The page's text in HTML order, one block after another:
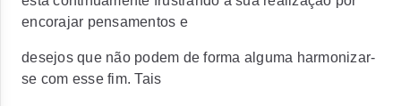
encorajar pensamentos e
desejos que não podem de forma alguma harmonizar-
se com esse fim. Tais